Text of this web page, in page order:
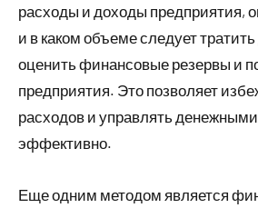
расходы и доходы предприятия,
и в каком объеме следует
оценить финансовые резервы и
предприятия. Это позволяет
расходов и управлять
эффективно.
Еще одним методом является